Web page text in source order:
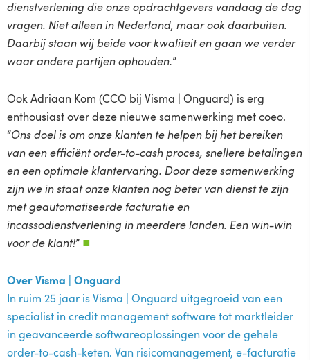
dienstverlening die onze opdrachtgevers vandaag de dag
vragen. Niet alleen in Nederland, maar ook daarbuiten.
Daarbij staan wij beide voor kwaliteit en gaan we verder
waar andere partijen ophouden.”
Ook Adriaan Kom (CCO bij Visma | Onguard) is erg
enthousiast over deze nieuwe samenwerking met coeo.
“Ons doel is om onze klanten te helpen bij het bereiken
van een efficiënt order-to-cash proces, snellere betalingen
en een optimale klantervaring. Door deze samenwerking
zijn we in staat onze klanten nog beter van dienst te zijn
met geautomatiseerde facturatie en
incassodienstverlening in meerdere landen. Een win-win
voor de klant!” ■
Over Visma | Onguard
In ruim 25 jaar is Visma | Onguard uitgegroeid van een
specialist in credit management software tot marktleider
in geavanceerde softwareoplossingen voor de gehele
order-to-cash-keten. Van risicomanagement, e-facturatie